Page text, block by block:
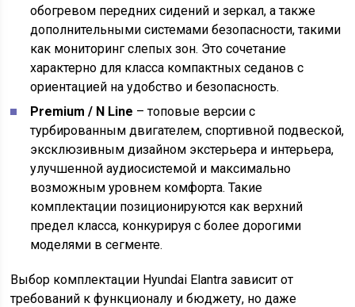
обогревом передних сидений и зеркал, а также
дополнительными системами безопасности, такими
как мониторинг слепых зон. Это сочетание
характерно для класса компактных седанов с
ориентацией на удобство и безопасность.
Premium / N Line – топовые версии с
турбированным двигателем, спортивной подвеской,
эксклюзивным дизайном экстерьера и интерьера,
улучшенной аудиосистемой и максимально
возможным уровнем комфорта. Такие
комплектации позиционируются как верхний
предел класса, конкурируя с более дорогими
моделями в сегменте.
Выбор комплектации Hyundai Elantra зависит от
требований к функционалу и бюджету, но даже